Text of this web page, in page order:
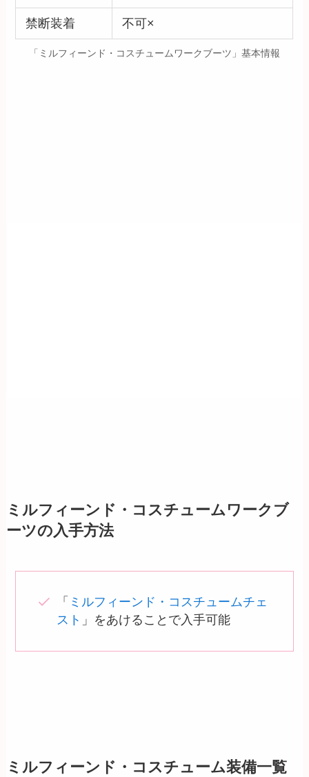
禁断装着 不可×
「ミルフィーンド・コスチュームワークブーツ」基本情報
ミルフィーンド・コスチュームワークブ
ーツの入手方法
「 ミルフィーンド・コスチュームチェ
スト 」をあけることで入手可能
ミルフィーンド・コスチューム装備一覧